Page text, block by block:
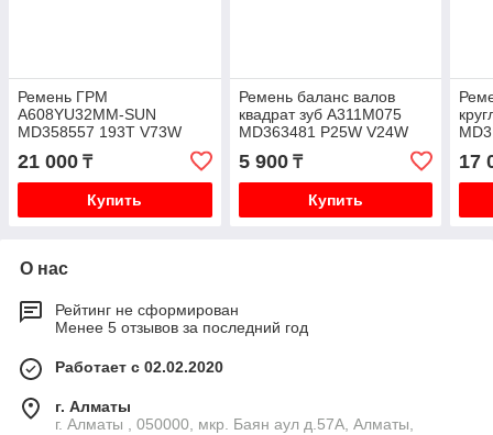
Ремень ГРМ
A608YU32MM-SUN
MD358557 193T V73W
21 000 ₸
Купить
Ремень баланс валов
квадрат зуб A311M075
MD363481 P25W V24W
5 900₸
Купить
17
О нас
Рейтинг не сформирован
Менее 5 отзывов за последний год
Работает с 02.02.2020
г. Алматы
г. Алматы , 050000, мкр. Баян аул д.57А, Алматы,